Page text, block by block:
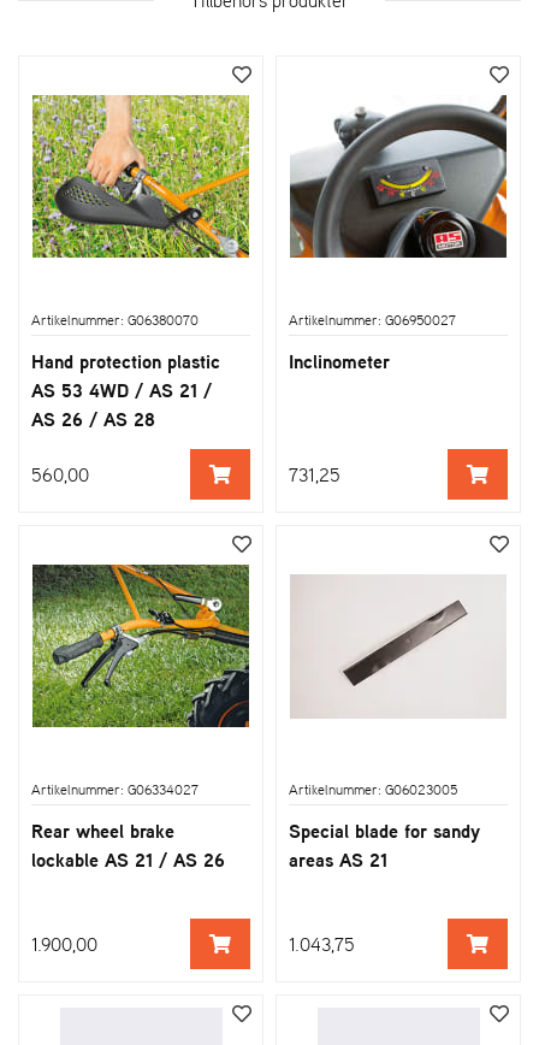
Artikelnummer: G06380070
Hand protection plastic
AS 53 4WD / AS 21 /
AS 26 / AS 28
560,00
Artikelnummer: G06950027
Inclinometer
731,25
Artikelnummer: G06334027
Rear wheel brake
lockable AS 21 / AS 26
1.900,00
Artikelnummer: G06023005
Special blade for sandy
areas AS 21
1.043,75